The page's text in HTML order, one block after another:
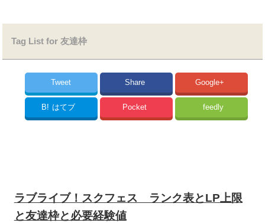
Tag List for 友達枠
Tweet Share Google+
B! はてブ Pocket feedly
ラブライブ！スクフェス ランク表とLP上限
と友達枠と必要経験値